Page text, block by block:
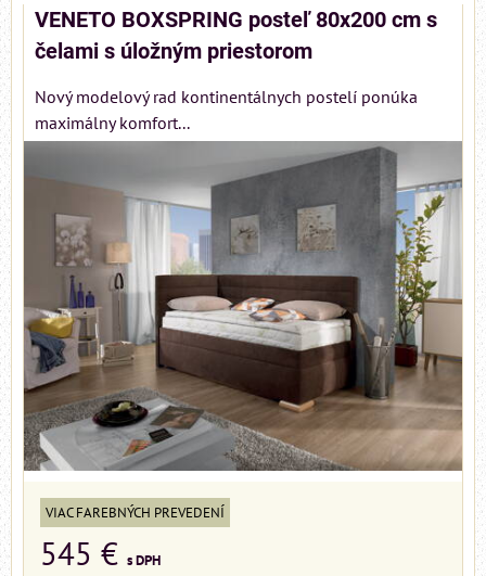
VENETO BOXSPRING posteľ 80x200 cm s
čelami s úložným priestorom
Nový modelový rad kontinentálnych postelí ponúka
maximálny komfort...
VIAC FAREBNÝCH PREVEDENÍ
545 € s DPH